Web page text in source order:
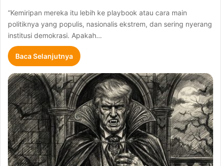
“Kemiripan mereka itu lebih ke playbook atau cara main
politiknya yang populis, nasionalis ekstrem, dan sering nyerang
institusi demokrasi. Apakah…
Baca Selanjutnya